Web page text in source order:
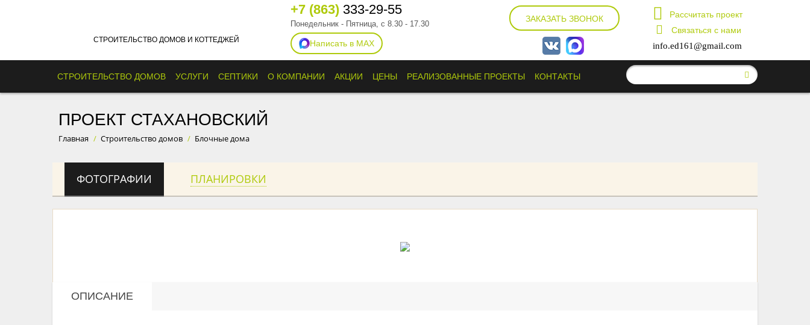
СТРОИТЕЛЬСТВО ДОМОВ И КОТТЕДЖЕЙ
+7 (863) 333-29-55
Понедельник - Пятница, с 8.30 - 17.30
Написать в MAX
ЗАКАЗАТЬ ЗВОНОК
Рассчитать проект
Связаться с нами
info.ed161@gmail.com
СТРОИТЕЛЬСТВО ДОМОВ УСЛУГИ СЕПТИКИ О КОМПАНИИ АКЦИИ ЦЕНЫ РЕАЛИЗОВАННЫЕ ПРОЕКТЫ КОНТАКТЫ
ПРОЕКТ СТАХАНОВСКИЙ
Главная / Строительство домов / Блочные дома
ФОТОГРАФИИ ПЛАНИРОВКИ
ОПИСАНИЕ